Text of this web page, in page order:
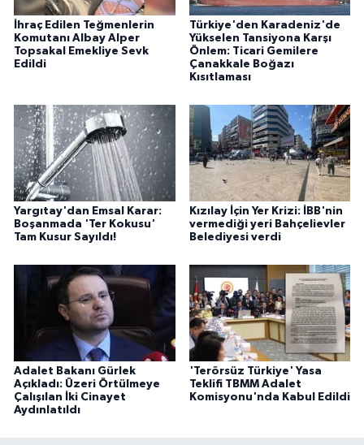
İhraç Edilen Teğmenlerin
Komutanı Albay Alper
Topsakal Emekliye Sevk
Edildi
Türkiye'den Karadeniz'de
Yükselen Tansiyona Karşı
Önlem: Ticari Gemilere
Çanakkale Boğazı
Kısıtlaması
Yargıtay'dan Emsal Karar:
Boşanmada 'Ter Kokusu'
Tam Kusur Sayıldı!
Kızılay İçin Yer Krizi: İBB'nin
vermediği yeri Bahçelievler
Belediyesi verdi
Adalet Bakanı Gürlek
Açıkladı: Üzeri Örtülmeye
Çalışılan İki Cinayet
Aydınlatıldı
'Terörsüz Türkiye' Yasa
Teklifi TBMM Adalet
Komisyonu'nda Kabul Edildi